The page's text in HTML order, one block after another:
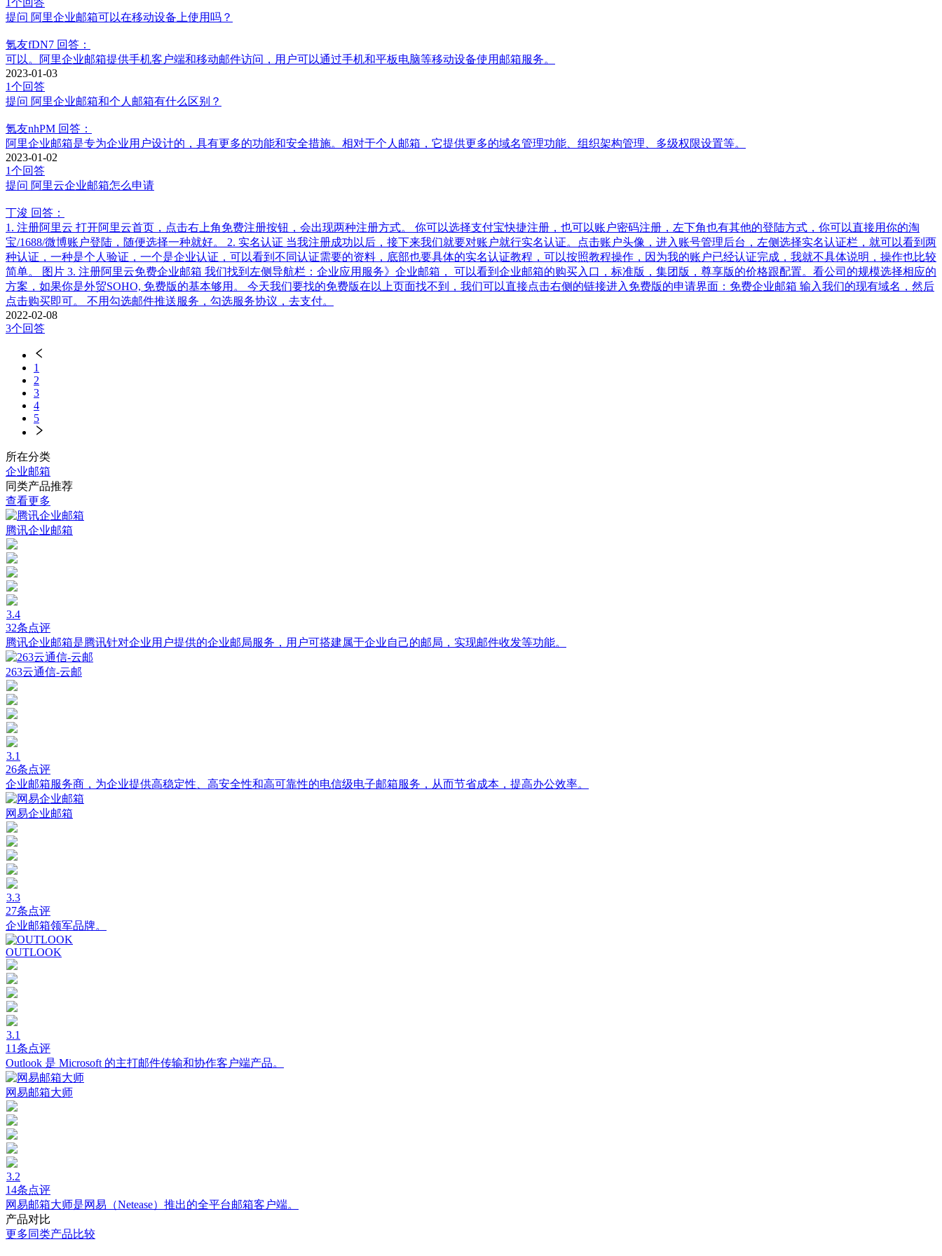
提问 阿里企业邮箱可以在移动设备上使用吗？
氪友fDN7 回答：
可以。阿里企业邮箱提供手机客户端和移动邮件访问，用户可以通过手机和平板电脑等移动设备使用邮箱服务。
2023-01-03
1个回答
提问 阿里企业邮箱和个人邮箱有什么区别？
氪友nhPM 回答：
阿里企业邮箱是专为企业用户设计的，具有更多的功能和安全措施。相对于个人邮箱，它提供更多的域名管理功能、组织架构管理、多级权限设置等。
2023-01-02
1个回答
提问 阿里云企业邮箱怎么申请
丁浚 回答：
1. 注册阿里云 打开阿里云首页，点击右上角免费注册按钮，会出现两种注册方式。 你可以选择支付宝快捷注册，也可以账户密码注册，左下角也有其他的登陆方式，你可以直接用你的淘
宝/1688/微博账户登陆，随便选择一种就好。 2. 实名认证 当我注册成功以后，接下来我们就要对账户就行实名认证。点击账户头像，进入账号管理后台，左侧选择实名认证栏，就可以看到两
种认证，一种是个人验证，一个是企业认证，可以看到不同认证需要的资料，底部也要具体的实名认证教程，可以按照教程操作，因为我的账户已经认证完成，我就不具体说明，操作也比较
简单。 图片 3. 注册阿里云免费企业邮箱 我们找到左侧导航栏：企业应用服务》企业邮箱， 可以看到企业邮箱的购买入口，标准版，集团版，尊享版的价格跟配置。看公司的规模选择相应的
方案，如果你是外贸SOHO, 免费版的基本够用。 今天我们要找的免费版在以上页面找不到，我们可以直接点击右侧的链接进入免费版的申请界面：免费企业邮箱 输入我们的现有域名，然后
点击购买即可。 不用勾选邮件推送服务，勾选服务协议，去支付。
2022-02-08
3个回答
1
2
3
4
5
所在分类
企业邮箱
同类产品推荐
查看更多
腾讯企业邮箱
3.4
32条点评
腾讯企业邮箱是腾讯针对企业用户提供的企业邮局服务，用户可搭建属于企业自己的邮局，实现邮件收发等功能。
263云通信-云邮
3.1
26条点评
企业邮箱服务商，为企业提供高稳定性、高安全性和高可靠性的电信级电子邮箱服务，从而节省成本，提高办公效率。
网易企业邮箱
3.3
27条点评
企业邮箱领军品牌。
OUTLOOK
3.1
11条点评
Outlook 是 Microsoft 的主打邮件传输和协作客户端产品。
网易邮箱大师
3.2
14条点评
网易邮箱大师是网易（Netease）推出的全平台邮箱客户端。
产品对比
更多同类产品比较